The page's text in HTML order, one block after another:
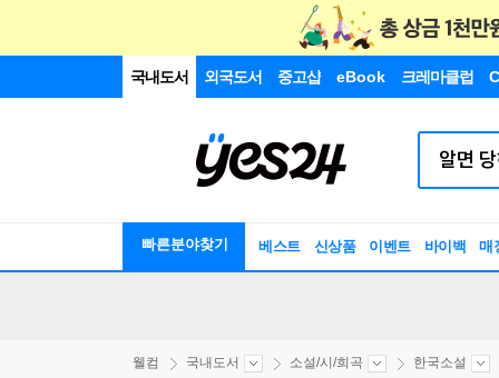
국내도서 외국도서 중고샵 eBook 크레마클럽
빠른분야찾기 베스트 신상품 이벤트 바이백 매
웰컴 국내도서 소설/시/희곡 한국소설